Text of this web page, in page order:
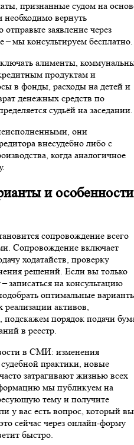
признанные судом на
вернуть
заявление через
– мы консультируем бесплатно.
алименты,
продуктам и
в фонды, расходы на детей и
денежных средств по
судьёй на заседании.
они
внесудебно либо с
когда аналогичное
и особенности
сопровождение всего
Сопровождение включает
ходатайств, проверку
решений. Если вы только
записаться на консультацию
оптимальные
активов,
порядок подачи
в реестр.
в СМИ: изменения
судебной практики, новые
затрагивают жизнью всех
мы публикуем на
тему и получите
у вас есть вопрос, который вы
сейчас через онлайн-форму
быстро.